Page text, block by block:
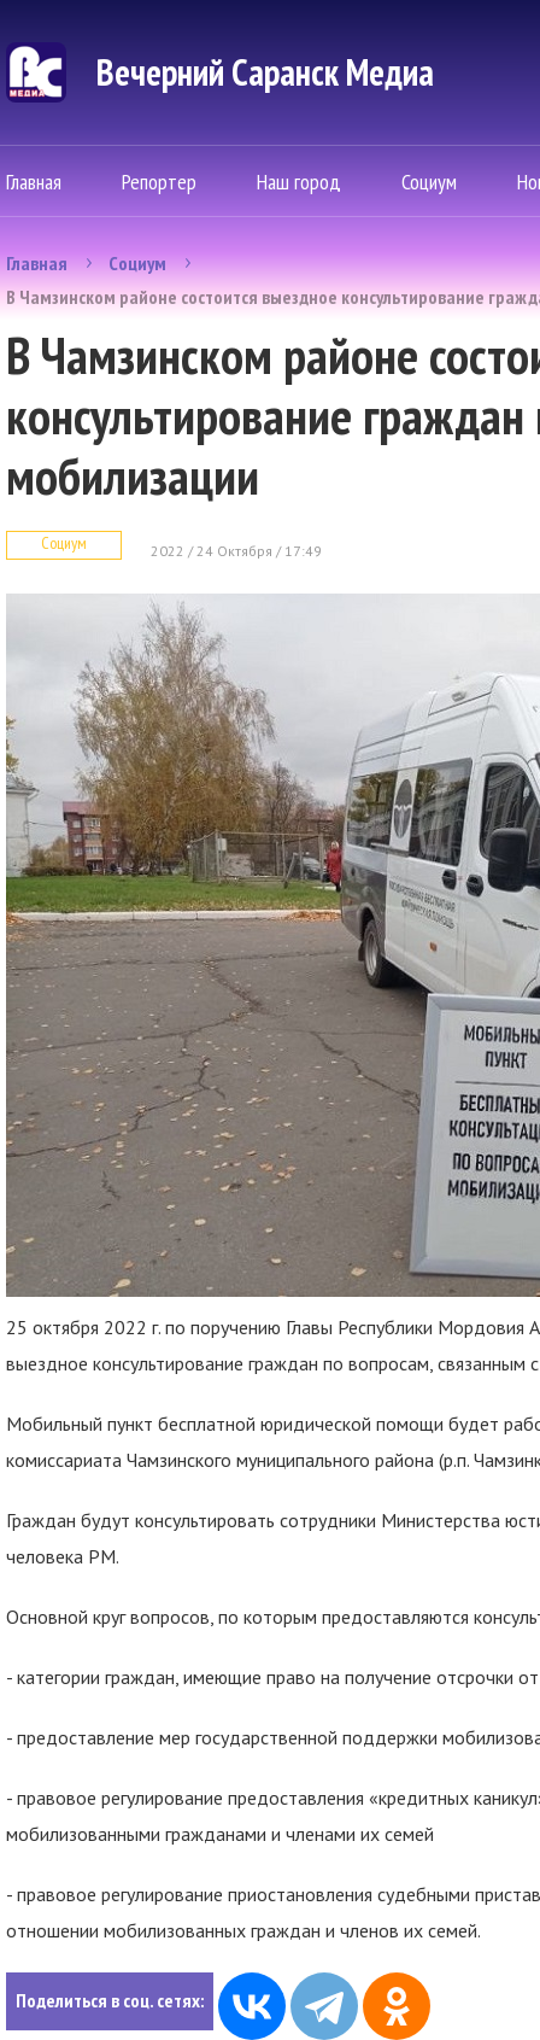
Вечерний Саранск Mедиа
Главная Репортер Наш город Социум
Главная
Социум
В Чамзинском районе состоится выездное консультирование
В Чамзинском районе
консультирование
мобилизации
Социум 2022 / 24 Октября / 17:49
25 октября 2022 г. по поручению Главы Республики Мордовия
выездное консультирование граждан по вопросам, связанным
Мобильный пункт бесплатной юридической помощи будет
комиссариата Чамзинского муниципального района (р.п.
Граждан будут консультировать сотрудники Министерства
человека РМ.
Основной круг вопросов, по которым предоставляются
- категории граждан, имеющие право на получение отсрочки
- предоставление мер государственной поддержки
- правовое регулирование предоставления «кредитных
мобилизованными гражданами и членами их семей
- правовое регулирование приостановления судебными
отношении мобилизованных граждан и членов их семей.
Поделиться в соц. сетях: